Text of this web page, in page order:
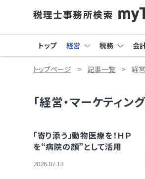
トップ 経営 税務 会
トップページ 記事一覧 経
「経営・マーケティン
「寄り添う」動物医療を！ＨＰ
を“病院の顔”として活用
2026.07.13